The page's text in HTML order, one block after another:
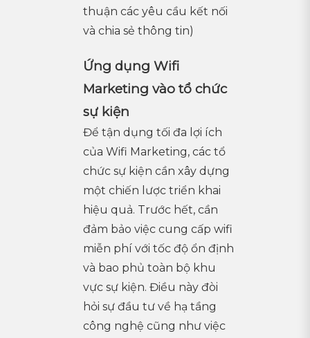
thuận các yêu cầu kết nối
và chia sẻ thông tin)
Ứng dụng Wifi
Marketing vào tổ chức
sự kiện
Để tận dụng tối đa lợi ích
của Wifi Marketing, các tổ
chức sự kiện cần xây dựng
một chiến lược triển khai
hiệu quả. Trước hết, cần
đảm bảo việc cung cấp wifi
miễn phí với tốc độ ổn định
và bao phủ toàn bộ khu
vực sự kiện. Điều này đòi
hỏi sự đầu tư về hạ tầng
công nghệ cũng như việc